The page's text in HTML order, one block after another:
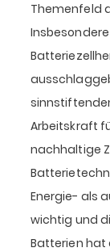
Themenfeld
Arbeitskraft
nachhaltige
Energie- als
wichtig und
Batterien hat